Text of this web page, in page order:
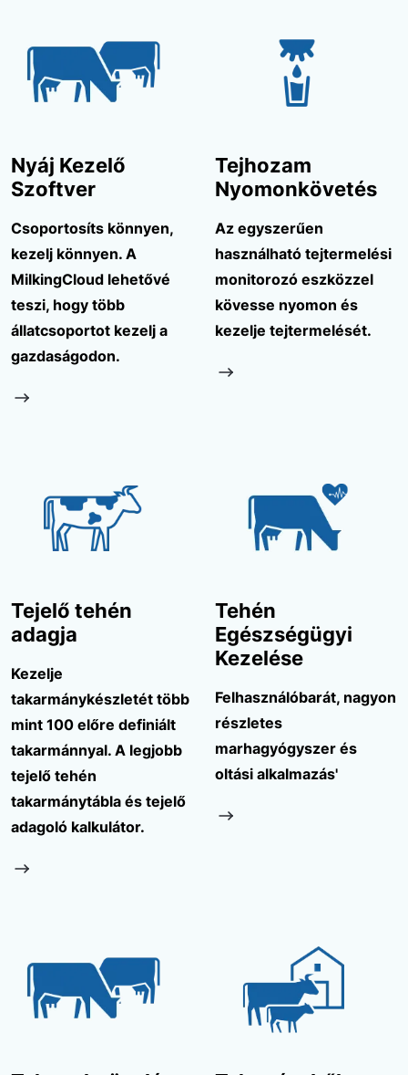
Nyáj Kezelő
Szoftver
Csoportosíts könnyen,
kezelj könnyen. A
MilkingCloud lehetővé
teszi, hogy több
állatcsoportot kezelj a
gazdaságodon.
Tejhozam
Nyomonkövetés
Az egyszerűen
használható tejtermelési
monitorozó eszközzel
kövesse nyomon és
kezelje tejtermelését.
Tejelő tehén
adagja
Kezelje
takarmánykészletét több
mint 100 előre definiált
takarmánnyal. A legjobb
tejelő tehén
takarmánytábla és tejelő
adagoló kalkulátor.
Tehén
Egészségügyi
Kezelése
Felhasználóbarát, nagyon
részletes
marhagyógyszer és
oltási alkalmazás'